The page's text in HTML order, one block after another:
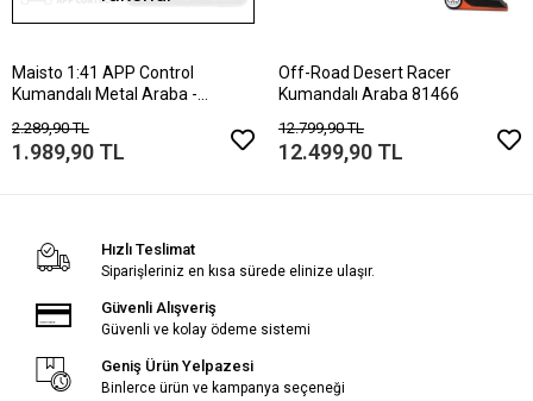
Maisto 1:41 APP Control
Kumandalı Metal Araba -
2.289,90 TL
1.989,90 TL
Off-Road Desert Racer
Kumandalı Araba 81466
12.799,90 TL
12.499,90 TL
Hızlı Teslimat
Siparişleriniz en kısa sürede elinize ulaşır.
Güvenli Alışveriş
Güvenli ve kolay ödeme sistemi
Geniş Ürün Yelpazesi
Binlerce ürün ve kampanya seçeneği